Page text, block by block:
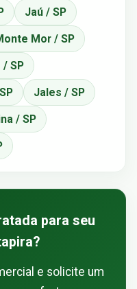
Jaú / SP
Mor / SP
/ SP
Jales / SP
/ SP
para seu
e solicite um